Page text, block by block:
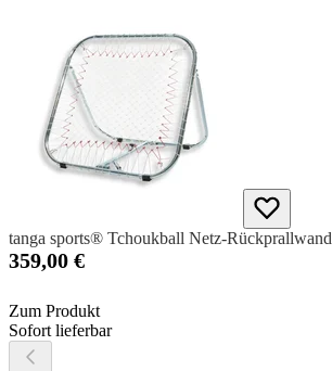
tanga sports® Tchoukball Netz-Rückprallwand
359,00 €
Zum Produkt
Sofort lieferbar